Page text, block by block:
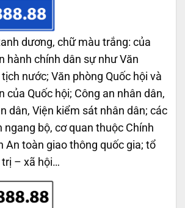
dương, chữ màu trắng: của
hành chính dân sự như Văn
nước; Văn phòng Quốc hội và
của Quốc hội; Công an nhân dân,
dân, Viện kiểm sát nhân dân; các
ngang bộ, cơ quan thuộc Chính
An toàn giao thông quốc gia; tổ
– xã hội…